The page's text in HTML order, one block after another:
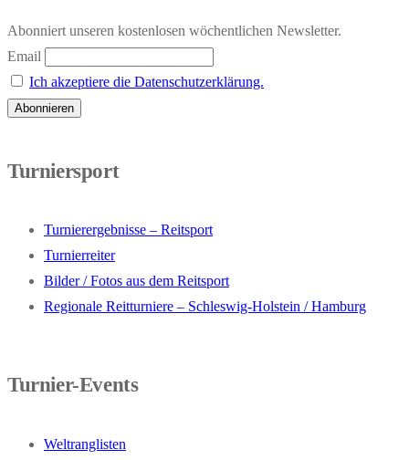
Abonniert unseren kostenlosen wöchentlichen Newsletter.
Email
Ich akzeptiere die Datenschutzerklärung.
Turniersport
Turnierergebnisse – Reitsport
Turnierreiter
Bilder / Fotos aus dem Reitsport
Regionale Reitturniere – Schleswig-Holstein / Hamburg
Turnier-Events
Weltranglisten